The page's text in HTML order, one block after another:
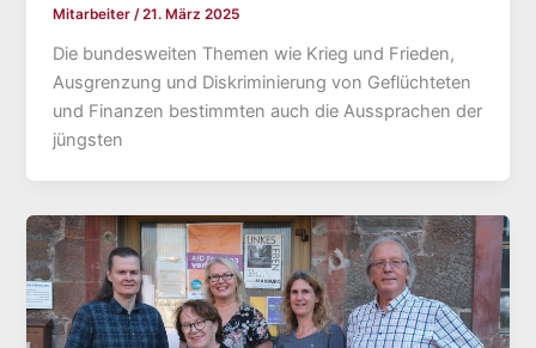
Mitarbeiter/21. März 2025
Die bundesweiten Themen wie Krieg und Frieden,
Ausgrenzung und Diskriminierung von Geflüchteten
und Finanzen bestimmten auch die Aussprachen der
jüngsten